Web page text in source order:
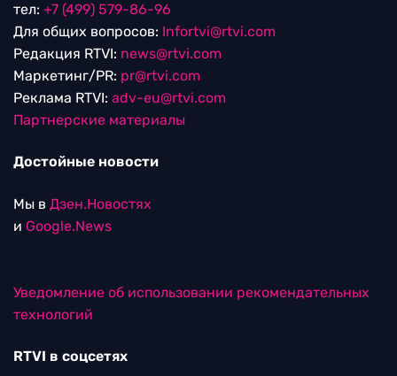
тел: +7 (499) 579-86-96
Для общих вопросов: Infortvi@rtvi.com
Редакция RTVI: news@rtvi.com
Маркетинг/PR: pr@rtvi.com
Реклама RTVI: adv-eu@rtvi.com
Партнерские материалы
Достойные новости
Мы в Дзен.Новостях
и Google.News
Уведомление об использовании рекомендательных
технологий
RTVI в соцсетях